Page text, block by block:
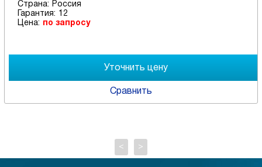
Страна:
Россия
Гарантия:
12
Цена:
по запросу
Сравнить
< >